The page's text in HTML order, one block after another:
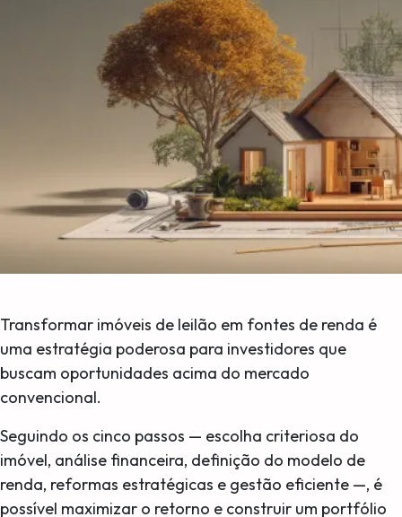
Transformar imóveis de leilão em fontes de renda é
uma estratégia poderosa para investidores que
buscam oportunidades acima do mercado
convencional.
Seguindo os cinco passos — escolha criteriosa do
imóvel, análise financeira, definição do modelo de
renda, reformas estratégicas e gestão eficiente —, é
possível maximizar o retorno e construir um portfólio